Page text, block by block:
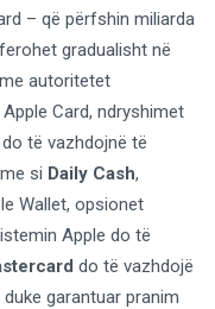
– që përfshin miliarda
gradualisht në
autoritetet
Card, ndryshimet
të vazhdojnë të
si Daily Cash,
Wallet, opsionet
Apple do të
do të vazhdojë
garantuar pranim